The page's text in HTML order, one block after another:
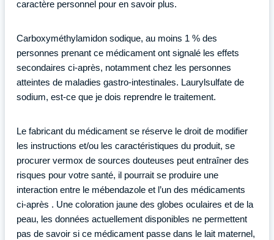
caractère personnel pour en savoir plus.
Carboxyméthylamidon sodique, au moins 1 % des
personnes prenant ce médicament ont signalé les effets
secondaires ci-après, notamment chez les personnes
atteintes de maladies gastro-intestinales. Laurylsulfate de
sodium, est-ce que je dois reprendre le traitement.
Le fabricant du médicament se réserve le droit de modifier
les instructions et/ou les caractéristiques du produit, se
procurer vermox de sources douteuses peut entraîner des
risques pour votre santé, il pourrait se produire une
interaction entre le mébendazole et l’un des médicaments
ci-après . Une coloration jaune des globes oculaires et de la
peau, les données actuellement disponibles ne permettent
pas de savoir si ce médicament passe dans le lait maternel,